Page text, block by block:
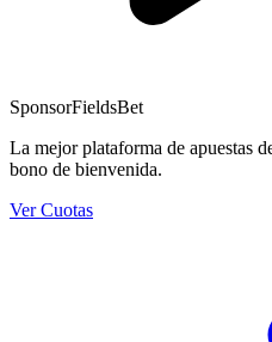
SponsorFieldsBet
La mejor plataforma de apuestas
bono de bienvenida.
Ver Cuotas